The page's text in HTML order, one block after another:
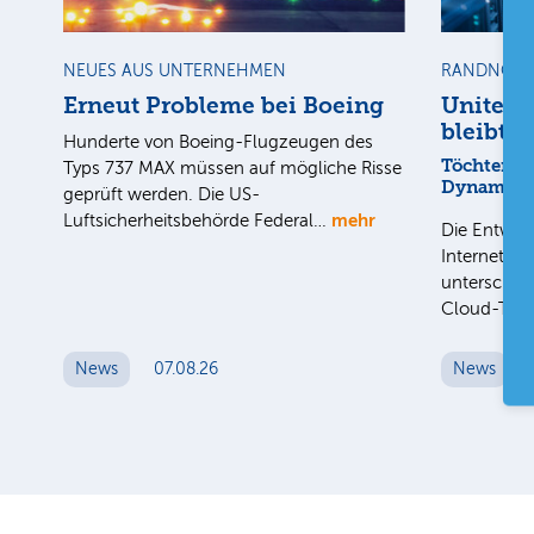
NEUES AUS UNTERNEHMEN
Erneut Probleme bei Boeing
Hunderte von Boeing-Flugzeugen des
Typs 737 MAX müssen auf mögliche Risse
geprüft werden. Die US-
Luftsicherheitsbehörde Federal… mehr
News 07.08.26
United
bleibt
Töchter
Dynamik
Die
Internet-
Cloud-
News